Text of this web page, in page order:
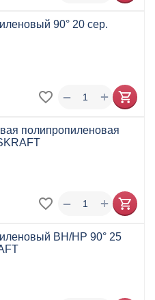
90° 20 сер.
+
−
полипропиленовая
+
−
ВН/НР 90° 25